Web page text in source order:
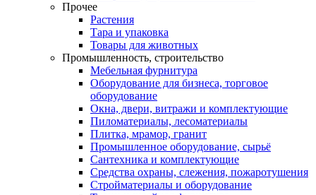
Прочее
Растения
Тара и упаковка
Товары для животных
Промышленность, строительство
Мебельная фурнитура
Оборудование для бизнеса, торговое
оборудование
Окна, двери, витражи и комплектующие
Пиломатериалы, лесоматериалы
Плитка, мрамор, гранит
Промышленное оборудование, сырьё
Сантехника и комплектующие
Средства охраны, слежения, пожаротушения
Стройматериалы и оборудование